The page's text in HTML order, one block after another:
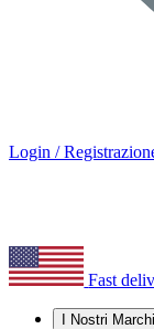
Login /
Fast
I Nostri Marchi